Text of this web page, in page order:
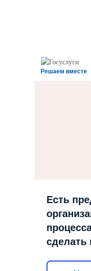
Решаем вместе
Есть